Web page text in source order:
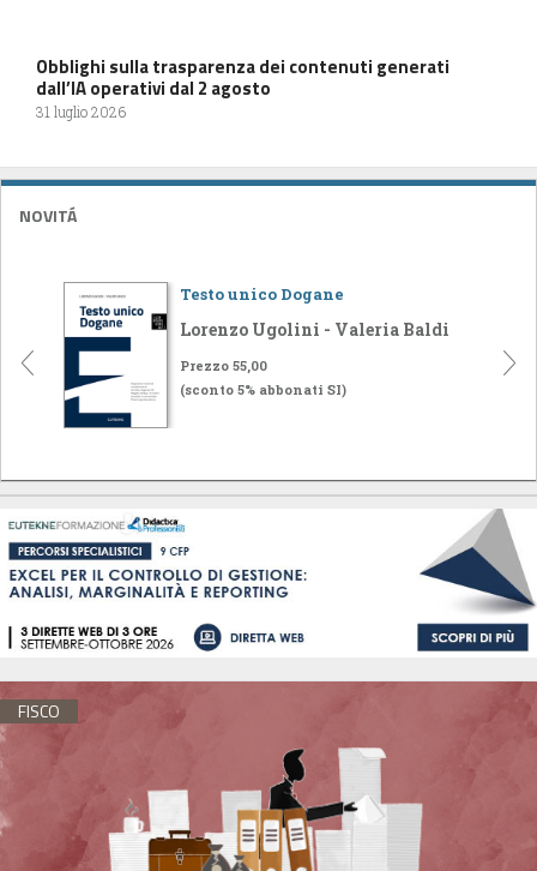
Obblighi sulla trasparenza dei contenuti generati
dall’IA operativi dal 2 agosto
31 luglio 2026
NOVITÁ
Testo unico Dogane
Lorenzo Ugolini - Valeria Baldi
Prezzo 55,00
(sconto 5% abbonati SI)
FISCO